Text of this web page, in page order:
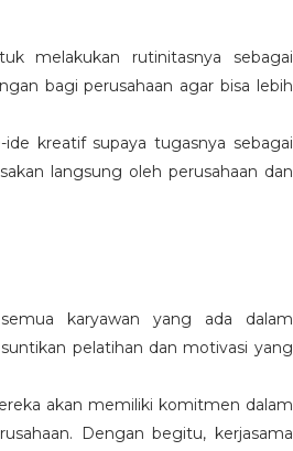
melakukan rutinitasnya sebagai
bagi perusahaan agar bisa lebih
kreatif supaya tugasnya sebagai
langsung oleh perusahaan dan
karyawan yang ada dalam
pelatihan dan motivasi yang
akan memiliki komitmen dalam
Dengan begitu, kerjasama